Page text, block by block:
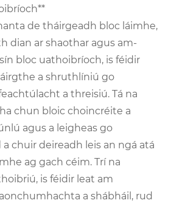
de tháirgeadh bloc láimhe,
dian ar shaothar agus am-
bloc uathoibríoch, is féidir
a shruthlíniú go
a threisiú. Tá na
chun bloic choincréite a
agus a leigheas go
chuir deireadh leis an ngá atá
ag gach céim. Trí na
is féidir leat am
a shábháil, rud